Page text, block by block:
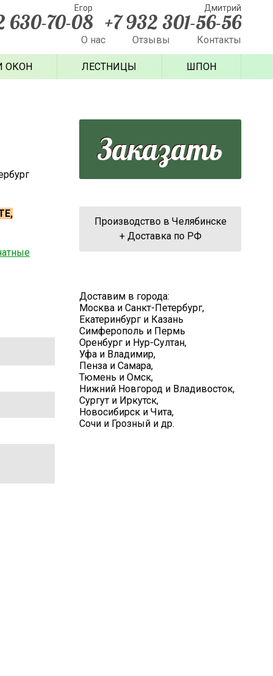
Егор
630-70-08
Дмитрий
+7 932 301-56-56
О нас Отзывы Контакты
ОКОН ЛЕСТНИЦЫ ШПОН
Заказать
Производство в Челябинске
+ Доставка по РФ
Доставим в города:
Москва и Санкт-Петербург,
Екатеринбург и Казань
Симферополь и Пермь
Оренбург и Нур-Султан,
Уфа и Владимир,
Пенза и Самара,
Тюмень и Омск,
Нижний Новгород и Владивосток,
Сургут и Иркутск,
Новосибирск и Чита,
Сочи и Грозный и др.